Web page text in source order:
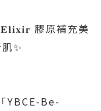
膠原補充美
✨
YBCE-Be-